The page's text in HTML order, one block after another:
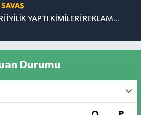
İYİLİK YAPTI KİMİLERİ REKLAM...
Durumu